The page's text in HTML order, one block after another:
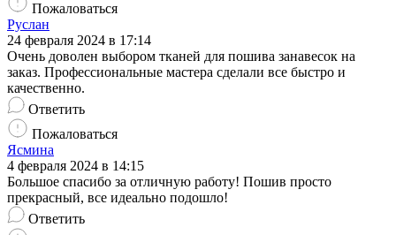
Пожаловаться
Руслан
24 февраля 2024 в 17:14
Очень доволен выбором тканей для пошива занавесок на
заказ. Профессиональные мастера сделали все быстро и
качественно.
Ответить
Пожаловаться
Ясмина
4 февраля 2024 в 14:15
Большое спасибо за отличную работу! Пошив просто
прекрасный, все идеально подошло!
Ответить